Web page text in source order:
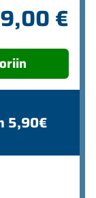
9,00 €
5,90€